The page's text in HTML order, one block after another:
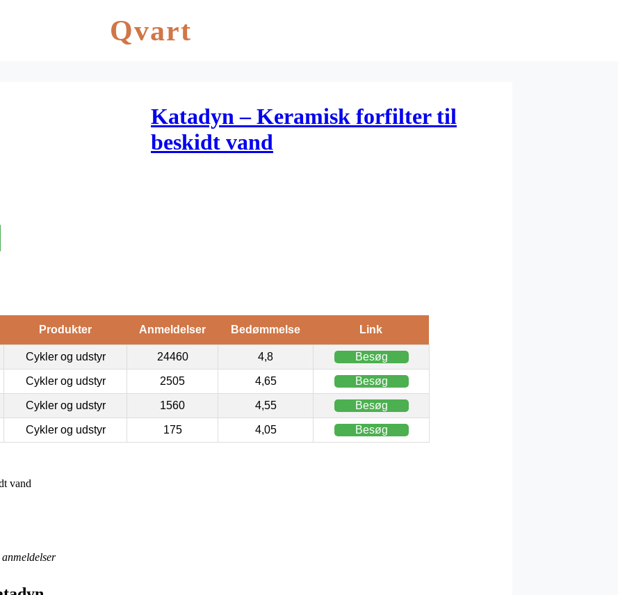
Qvart
Katadyn – Keramisk forfilter til
beskidt vand
Produkter Anmeldelser Bedømmelse Link
Cykler og udstyr 24460 4,8 Besøg
Cykler og udstyr 2505 4,65 Besøg
Cykler og udstyr 1560 4,55 Besøg
Cykler og udstyr 175 4,05 Besøg
vand
anmeldelser